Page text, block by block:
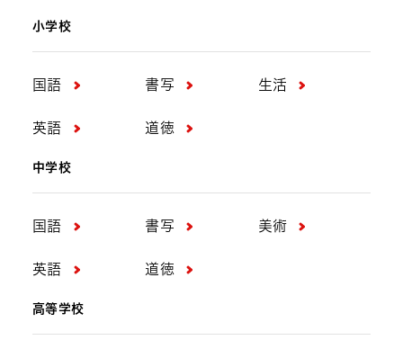
小学校
国語 書写 生活
英語 道徳
中学校
国語 書写 美術
英語 道徳
高等学校